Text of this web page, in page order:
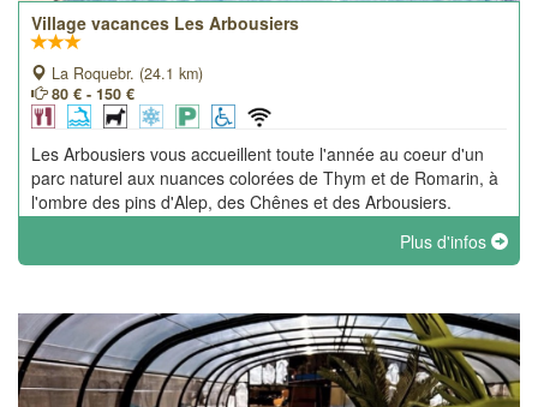
Village vacances Les Arbousiers
La Roquebr. (24.1 km)
80 € - 150 €
Les Arbousiers vous accueillent toute l'année au coeur d'un
parc naturel aux nuances colorées de Thym et de Romarin, à
l'ombre des pins d'Alep, des Chênes et des Arbousiers.
Plus d'infos